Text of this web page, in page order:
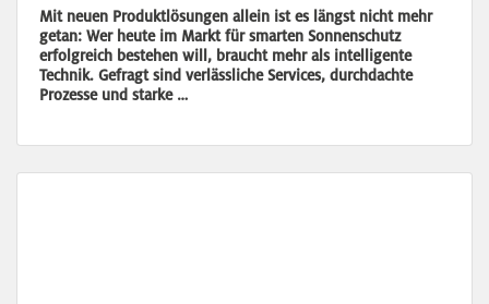
Mit neuen Produktlösungen allein ist es längst nicht mehr
getan: Wer heute im Markt für smarten Sonnenschutz
erfolgreich bestehen will, braucht mehr als intelligente
Technik. Gefragt sind verlässliche Services, durchdachte
Prozesse und starke …